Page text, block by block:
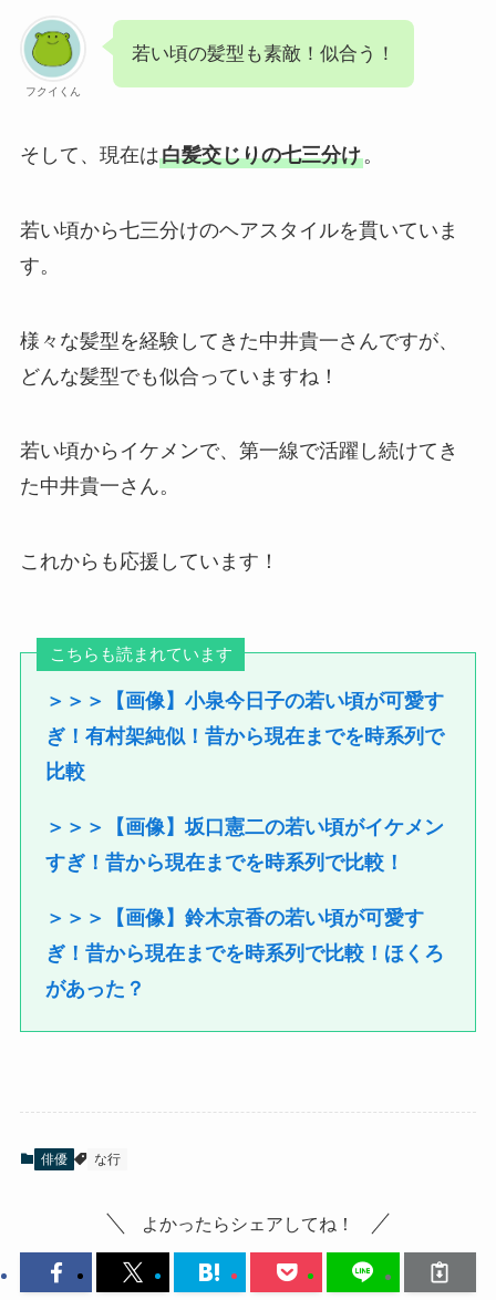
フクイくん
若い頃の髪型も素敵！似合う！
そして、現在は白髪交じりの七三分け。
若い頃から七三分けのヘアスタイルを貫いていま
す。
様々な髪型を経験してきた中井貴一さんですが、
どんな髪型でも似合っていますね！
若い頃からイケメンで、第一線で活躍し続けてき
た中井貴一さん。
これからも応援しています！
こちらも読まれています
＞＞＞【画像】小泉今日子の若い頃が可愛す
ぎ！有村架純似！昔から現在までを時系列で
比較
＞＞＞【画像】坂口憲二の若い頃がイケメン
すぎ！昔から現在までを時系列で比較！
＞＞＞【画像】鈴木京香の若い頃が可愛す
ぎ！昔から現在までを時系列で比較！ほくろ
があった？
俳優 な行
よかったらシェアしてね！